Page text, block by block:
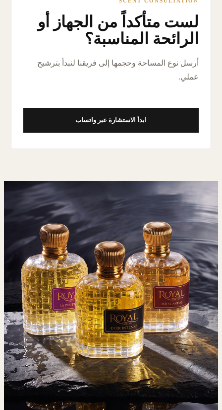
لست متأكداً من الجهاز أو
الرائحة المناسبة؟
أرسل نوع المساحة وحجمها إلى فريقنا لنبدأ بترشيح
عملي.
ابدأ الاستشارة عبر واتساب